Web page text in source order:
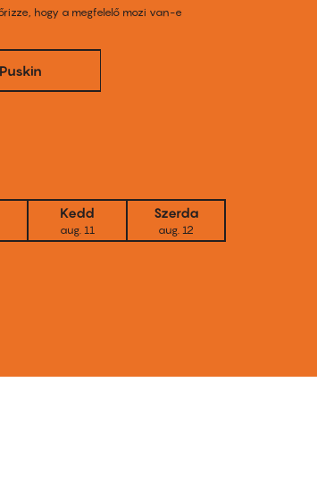
hogy a megfelelő mozi van-e
Puskin
Kedd
aug. 11
Szerda
aug. 12